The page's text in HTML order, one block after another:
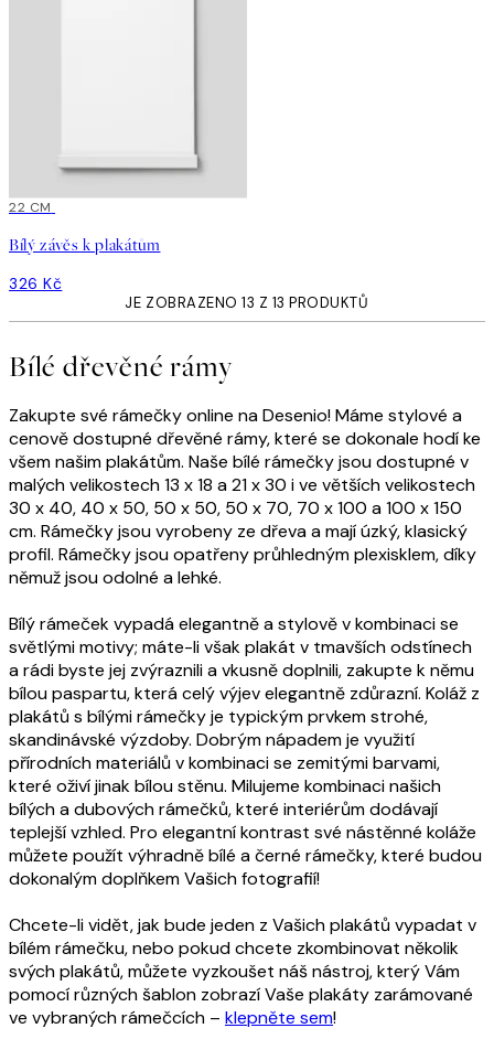
22 CM
Bílý závěs k plakátům
326 Kč
JE ZOBRAZENO 13 Z 13 PRODUKTŮ
Bílé dřevěné rámy
Zakupte své rámečky online na Desenio! Máme stylové a
cenově dostupné dřevěné rámy, které se dokonale hodí ke
všem našim plakátům. Naše bílé rámečky jsou dostupné v
malých velikostech 13 x 18 a 21 x 30 i ve větších velikostech
30 x 40, 40 x 50, 50 x 50, 50 x 70, 70 x 100 a 100 x 150
cm. Rámečky jsou vyrobeny ze dřeva a mají úzký, klasický
profil. Rámečky jsou opatřeny průhledným plexisklem, díky
němuž jsou odolné a lehké.
Bílý rámeček vypadá elegantně a stylově v kombinaci se
světlými motivy; máte-li však plakát v tmavších odstínech
a rádi byste jej zvýraznili a vkusně doplnili, zakupte k němu
bílou paspartu, která celý výjev elegantně zdůrazní. Koláž z
plakátů s bílými rámečky je typickým prvkem strohé,
skandinávské výzdoby. Dobrým nápadem je využití
přírodních materiálů v kombinaci se zemitými barvami,
které oživí jinak bílou stěnu. Milujeme kombinaci našich
bílých a dubových rámečků, které interiérům dodávají
teplejší vzhled. Pro elegantní kontrast své nástěnné koláže
můžete použít výhradně bílé a černé rámečky, které budou
dokonalým doplňkem Vašich fotografií!
Chcete-li vidět, jak bude jeden z Vašich plakátů vypadat v
bílém rámečku, nebo pokud chcete zkombinovat několik
svých plakátů, můžete vyzkoušet náš nástroj, který Vám
pomocí různých šablon zobrazí Vaše plakáty zarámované
ve vybraných rámečcích – klepněte sem!